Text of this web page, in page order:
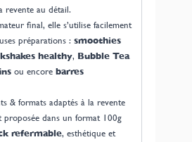
revente au détail.
final, elle s’utilise facilement
préparations : smoothies
healthy, Bubble Tea
ou encore barres
& formats adaptés à la revente
proposée dans un format 100g
refermable, esthétique et